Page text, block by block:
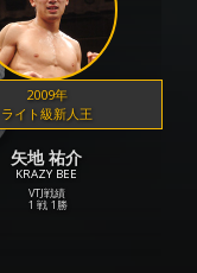
2009年
ライト級新人王
矢地 祐介
KRAZY BEE
VTJ戦績
1 戦 1勝